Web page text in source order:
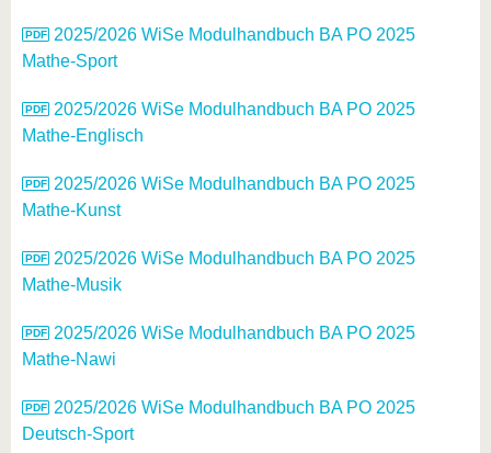
2025/2026 WiSe Modulhandbuch BA PO 2025
Mathe-Sport
2025/2026 WiSe Modulhandbuch BA PO 2025
Mathe-Englisch
2025/2026 WiSe Modulhandbuch BA PO 2025
Mathe-Kunst
2025/2026 WiSe Modulhandbuch BA PO 2025
Mathe-Musik
2025/2026 WiSe Modulhandbuch BA PO 2025
Mathe-Nawi
2025/2026 WiSe Modulhandbuch BA PO 2025
Deutsch-Sport